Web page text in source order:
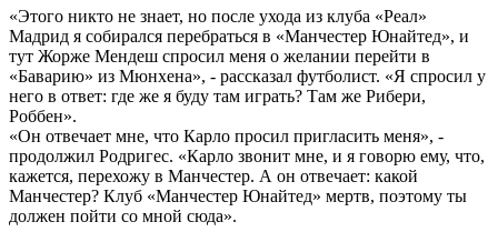
«Этого никто не знает, но после ухода из клуба «Реал»
Мадрид я собирался перебраться в «Манчестер Юнайтед», и
тут Жорже Мендеш спросил меня о желании перейти в
«Баварию» из Мюнхена», - рассказал футболист. «Я спросил у
него в ответ: где же я буду там играть? Там же Рибери,
Роббен».
«Он отвечает мне, что Карло просил пригласить меня», -
продолжил Родригес. «Карло звонит мне, и я говорю ему, что,
кажется, перехожу в Манчестер. А он отвечает: какой
Манчестер? Клуб «Манчестер Юнайтед» мертв, поэтому ты
должен пойти со мной сюда».